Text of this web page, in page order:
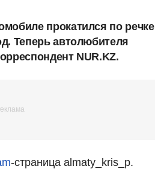
прокатился по речке
Теперь автолюбителя
NUR.KZ.
-страница almaty_kris_p.